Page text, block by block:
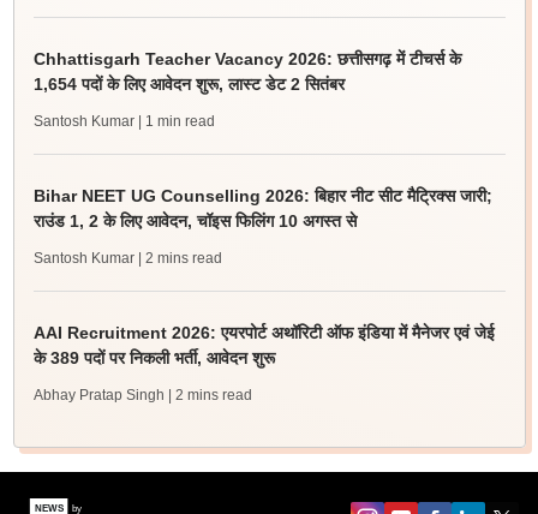
Chhattisgarh Teacher Vacancy 2026: छत्तीसगढ़ में टीचर्स के
1,654 पदों के लिए आवेदन शुरू, लास्ट डेट 2 सितंबर
Santosh Kumar | 1 min read
Bihar NEET UG Counselling 2026: बिहार नीट सीट मैट्रिक्स जारी;
राउंड 1, 2 के लिए आवेदन, चॉइस फिलिंग 10 अगस्त से
Santosh Kumar | 2 mins read
AAI Recruitment 2026: एयरपोर्ट अथॉरिटी ऑफ इंडिया में मैनेजर एवं जेई
के 389 पदों पर निकली भर्ती, आवेदन शुरू
Abhay Pratap Singh | 2 mins read